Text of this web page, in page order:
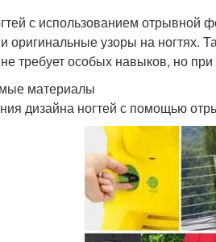
с использованием отрывной
оригинальные узоры на ногтях.
не требует особых навыков, но
материалы
дизайна ногтей с помощью